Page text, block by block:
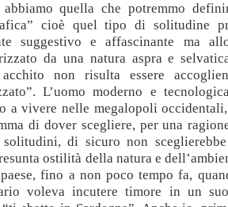
quella che potremmo
cioè quel tipo di solitudine
suggestivo e affascinante ma
da una natura aspra e
non risulta essere
L’uomo moderno e
a vivere nelle megalopoli
di dover scegliere, per una
solitudini, di sicuro non
ostilità della natura e
fino a non poco tempo fa,
voleva incutere timore in un